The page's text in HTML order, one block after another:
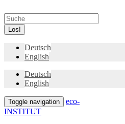
Los!
Deutsch
English
Deutsch
English
Toggle navigation
eco-
INSTITUT